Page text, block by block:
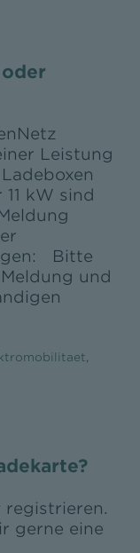
Leistung
kW sind
Bitte
und
,
registrieren.
gerne eine